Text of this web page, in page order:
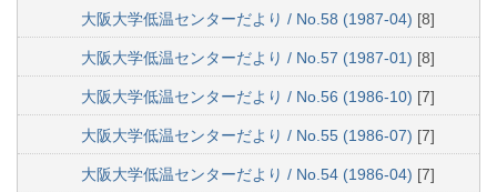
大阪大学低温センターだより / No.58 (1987-04) [8]
大阪大学低温センターだより / No.57 (1987-01) [8]
大阪大学低温センターだより / No.56 (1986-10) [7]
大阪大学低温センターだより / No.55 (1986-07) [7]
大阪大学低温センターだより / No.54 (1986-04) [7]